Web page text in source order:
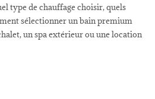
type de chauffage choisir, quels
sélectionner un bain premium
un spa extérieur ou une location